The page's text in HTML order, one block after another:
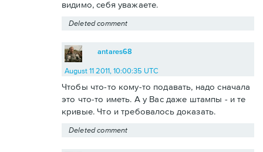
видимо, себя уважаете.
Deleted comment
antares68
August 11 2011, 10:00:35 UTC
Чтобы что-то кому-то подавать, надо сначала
это что-то иметь. А у Вас даже штампы - и те
кривые. Что и требовалось доказать.
Deleted comment